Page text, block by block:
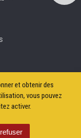
et obtenir des
vous pouvez
activer.
conforme